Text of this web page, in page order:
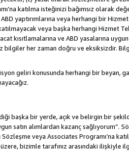
katılma isteğinizi bağımsız olarak
yaptırımlarına veya herhangi bir
veya başka herhangi Hizmet
kısıtlamalarına ve ABD yasalarına uygun
bilgiler her zaman doğru ve eksiksizdir.
geliri konusunda herhangi bir beyan,
başka bir yerde, açık ve belirgin bir
satın alımlardan kazanç sağlıyorum”.
veya Associates Programı’na
bizimle tarafınız arasındaki ilişkiyle